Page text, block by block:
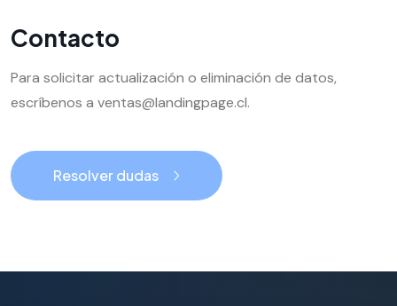
Contacto
Para solicitar actualización o eliminación de datos,
escríbenos a ventas@landingpage.cl.
Resolver dudas